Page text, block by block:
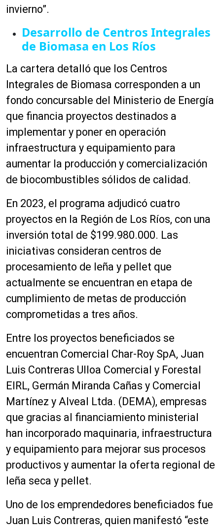
invierno”.
Desarrollo de Centros Integrales
de Biomasa en Los Ríos
La cartera detalló que los Centros
Integrales de Biomasa corresponden a un
fondo concursable del Ministerio de Energía
que financia proyectos destinados a
implementar y poner en operación
infraestructura y equipamiento para
aumentar la producción y comercialización
de biocombustibles sólidos de calidad.
En 2023, el programa adjudicó cuatro
proyectos en la Región de Los Ríos, con una
inversión total de $199.980.000. Las
iniciativas consideran centros de
procesamiento de leña y pellet que
actualmente se encuentran en etapa de
cumplimiento de metas de producción
comprometidas a tres años.
Entre los proyectos beneficiados se
encuentran Comercial Char-Roy SpA, Juan
Luis Contreras Ulloa Comercial y Forestal
EIRL, Germán Miranda Cañas y Comercial
Martínez y Alveal Ltda. (DEMA), empresas
que gracias al financiamiento ministerial
han incorporado maquinaria, infraestructura
y equipamiento para mejorar sus procesos
productivos y aumentar la oferta regional de
leña seca y pellet.
Uno de los emprendedores beneficiados fue
Juan Luis Contreras, quien manifestó “este